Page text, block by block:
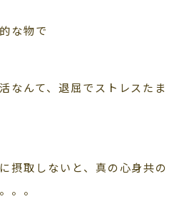
な物で
なんて、退屈でストレスたま
摂取しないと、真の心身共の
。。